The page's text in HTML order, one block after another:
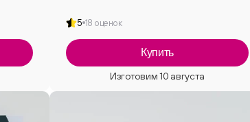
5 18 оценок
Купить